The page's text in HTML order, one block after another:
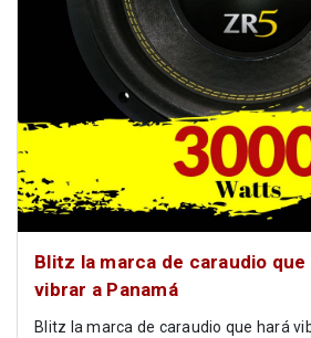
Blitz la marca de caraudio
vibrar a Panamá
Blitz la marca de caraudio que hará